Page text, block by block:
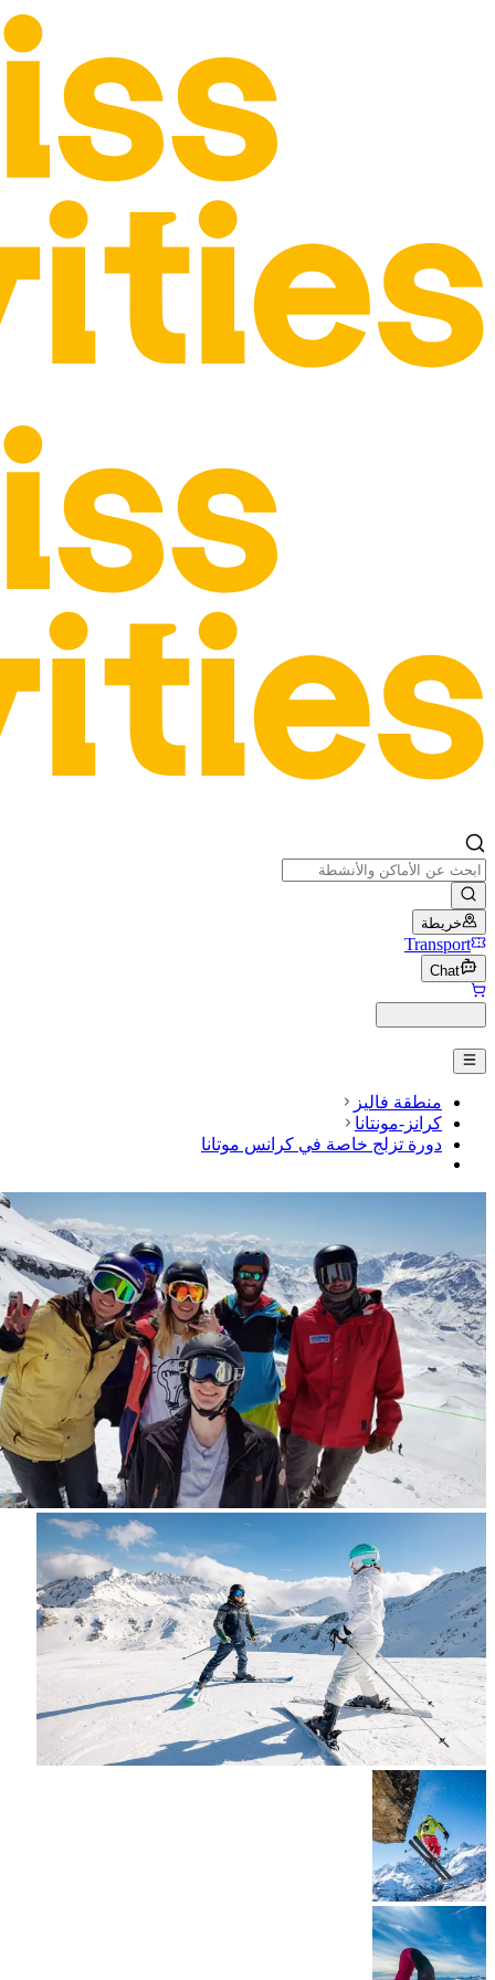
خريطة
Transport
Chat
منطقة فاليز
كرانز-مونتانا
دورة تزلج خاصة في كرانس موتانا